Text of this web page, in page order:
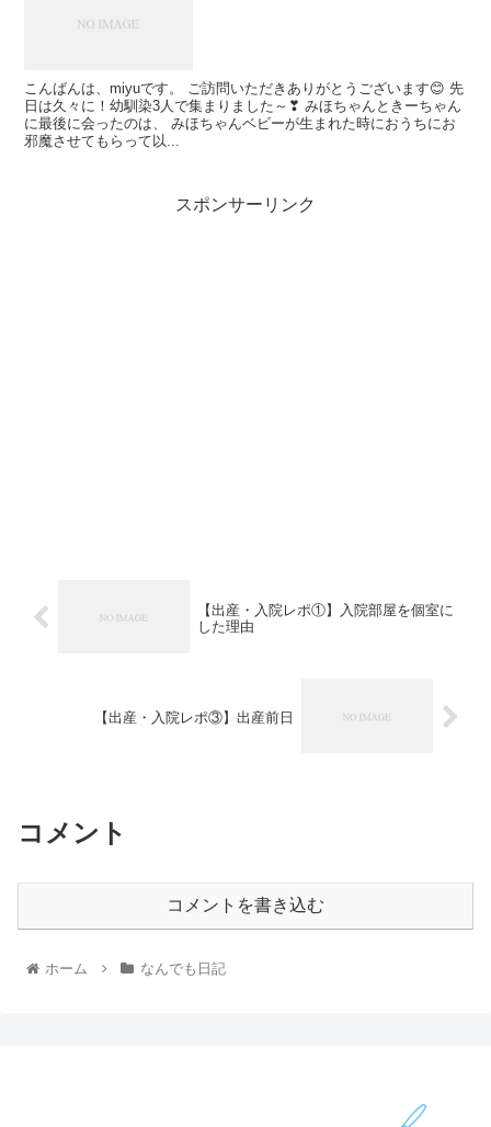
こんばんは、miyuです。 ご訪問いただきありがとうございます😊 先
日は久々に！幼馴染3人で集まりました～❣ みほちゃんときーちゃん
に最後に会ったのは、 みほちゃんベビーが生まれた時におうちにお
邪魔させてもらって以...
スポンサーリンク
【出産・入院レポ①】入院部屋を個室に
した理由
【出産・入院レポ③】出産前日
コメント
コメントを書き込む
ホーム なんでも日記